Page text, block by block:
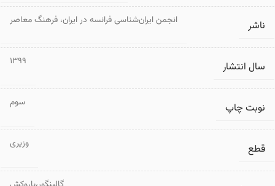
ناشر انجمن ایران‌شناسی فرانسه در ایران، فرهنگ معاصر
سال انتشار 1399
نوبت چاپ سوم
قطع وزیری